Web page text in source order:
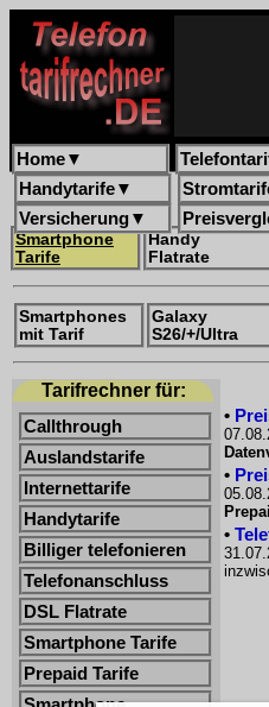
Home▼
Handytarife▼
Versicherung▼
Smartphone
Tarife
Handy
Flatrate
Smartphones
mit Tarif
Galaxy
S26/+/Ultra
Tarifrechner für:
Callthrough
Auslandstarife
Internettarife
Handytarife
Billiger telefonieren
Telefonanschluss
DSL Flatrate
Smartphone Tarife
Prepaid Tarife
•
•
•